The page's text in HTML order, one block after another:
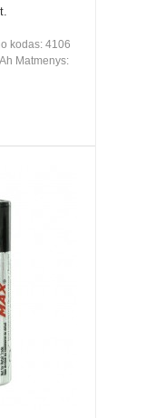
kodas: 4106
Matmenys: